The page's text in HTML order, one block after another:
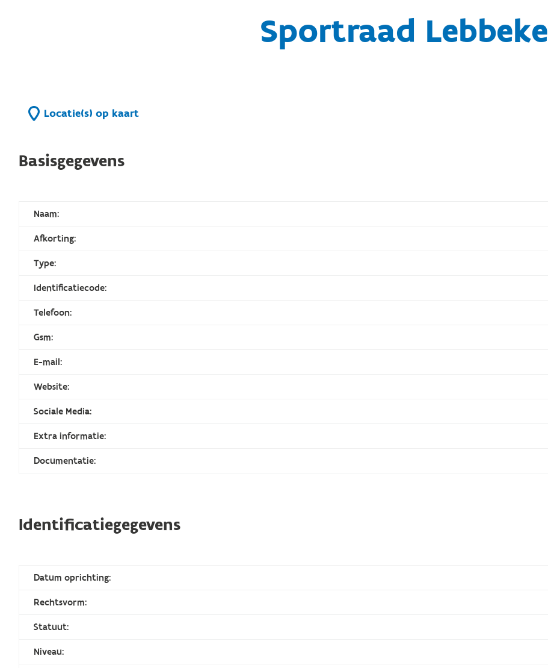
Sportraad Lebbeke
Locatie(s) op kaart
Basisgegevens
Naam:
Afkorting:
Type:
Identificatiecode:
Telefoon:
Gsm:
E-mail:
Website:
Sociale Media:
Extra informatie:
Documentatie:
Identificatiegegevens
Datum oprichting:
Rechtsvorm:
Statuut:
Niveau: